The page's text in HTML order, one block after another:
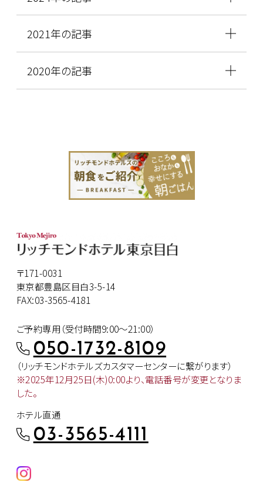
2021年の記事
2020年の記事
〒171-0031
東京都豊島区目白3-5-14
FAX:03-3565-4181
ご予約専用（受付時間9:00～21:00）
050-1732-8109
（リッチモンドホテルズカスタマーセンターに繋がります）
※2025年12月25日(木)0:00より、電話番号が変更となりま
した。
ホテル直通
03-3565-4111